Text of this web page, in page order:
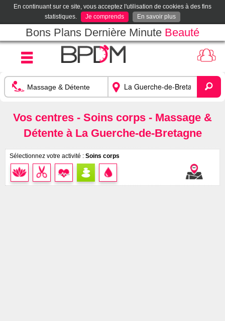
En continuant sur ce site, vous acceptez l'utilisation de cookies à des fins
statistiques.
Je comprends En savoir plus
Bons Plans Dernière Minute Beauté
Vos centres - Soins corps - Massage &
Détente à La Guerche-de-Bretagne
Sélectionnez votre activité : Soins corps